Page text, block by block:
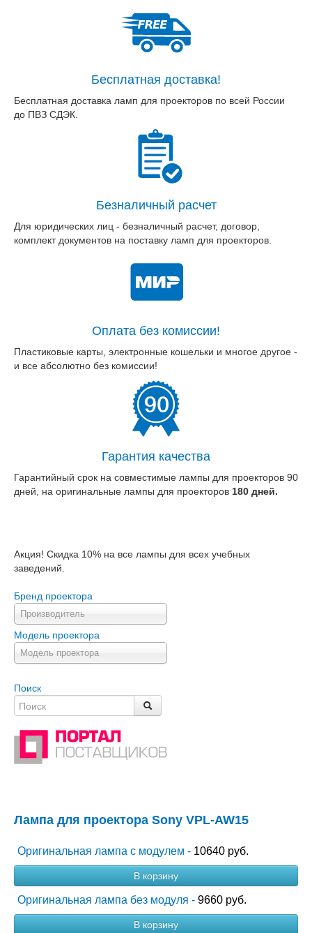
Бесплатная доставка!
Бесплатная доставка ламп для проекторов по всей России
до ПВЗ СДЭК.
Безналичный расчет
Для юридических лиц - безналичный расчет, договор,
комплект документов на поставку ламп для проекторов.
Оплата без комиссии!
Пластиковые карты, электронные кошельки и многое другое -
и все абсолютно без комиссии!
Гарантия качества
Гарантийный срок на совместимые лампы для проекторов 90
дней, на оригинальные лампы для проекторов 180 дней.
Акция! Скидка 10% на все лампы для всех учебных
заведений.
Бренд проектора
Производитель
Модель проектора
Модель проектора
Поиск
Лампа для проектора Sony VPL-AW15
Оригинальная лампа с модулем - 10640 руб.
В корзину
Оригинальная лампа без модуля - 9660 руб.
В корзину